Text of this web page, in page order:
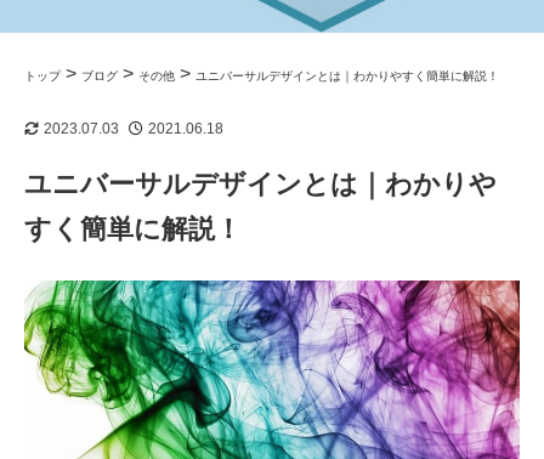
トップ> ブログ > その他 > ユニバーサルデザインとは｜わかりやすく簡単に解説！
2023.07.03 2021.06.18
ユニバーサルデザインとは｜わかりや
すく簡単に解説！